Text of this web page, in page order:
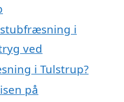
i
ved
i Tulstrup?
på